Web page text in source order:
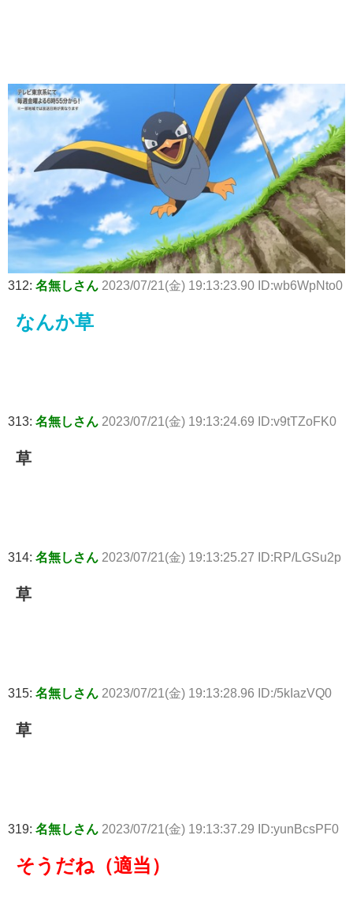
312: 名無しさん 2023/07/21(金) 19:13:23.90 ID:wb6WpNto0
なんか草
313: 名無しさん 2023/07/21(金) 19:13:24.69 ID:v9tTZoFK0
草
314: 名無しさん 2023/07/21(金) 19:13:25.27 ID:RP/LGSu2p
草
315: 名無しさん 2023/07/21(金) 19:13:28.96 ID:/5kIazVQ0
草
319: 名無しさん 2023/07/21(金) 19:13:37.29 ID:yunBcsPF0
そうだね（適当）